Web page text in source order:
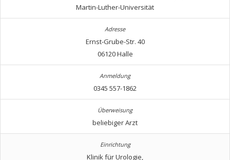
Martin-Luther-Universität
Ernst-Grube-Str. 40
06120 Halle
0345 557-1862
beliebiger Arzt
Klinik für Urologie,